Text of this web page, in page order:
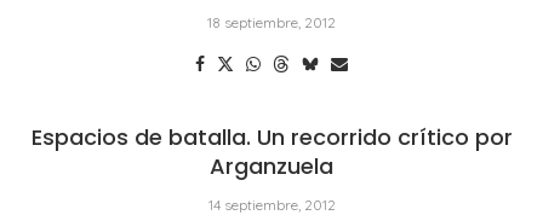
18 septiembre, 2012
Espacios de batalla. Un recorrido crítico por
Arganzuela
14 septiembre, 2012